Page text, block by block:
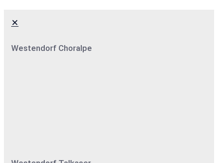
✕
Westendorf Choralpe